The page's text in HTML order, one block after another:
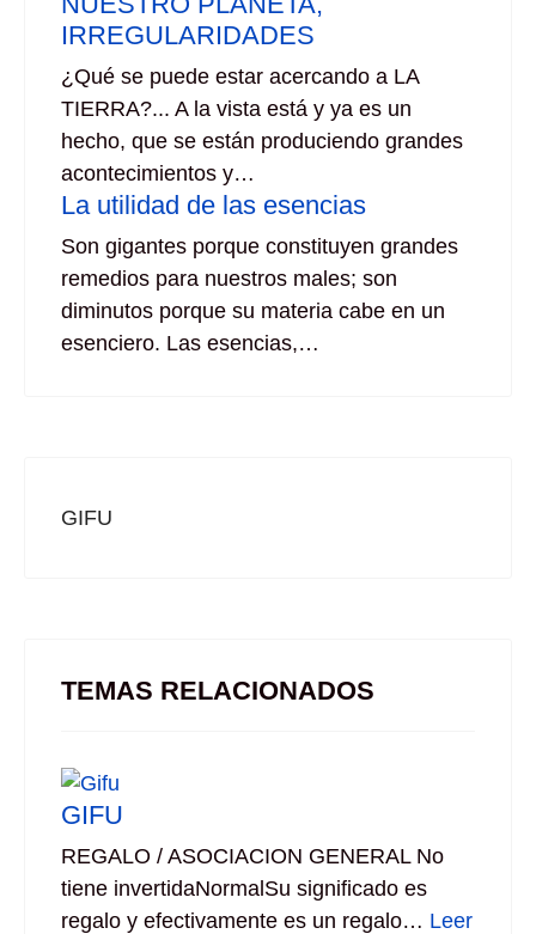
IRREGULARIDADES
¿Qué se puede estar acercando a LA
TIERRA?... A la vista está y ya es un
hecho, que se están produciendo grandes
acontecimientos y…
La utilidad de las esencias
Son gigantes porque constituyen grandes
remedios para nuestros males; son
diminutos porque su materia cabe en un
esenciero. Las esencias,…
GIFU
TEMAS RELACIONADOS
GIFU
REGALO / ASOCIACION GENERAL No
tiene invertidaNormalSu significado es
regalo y efectivamente es un regalo… Leer